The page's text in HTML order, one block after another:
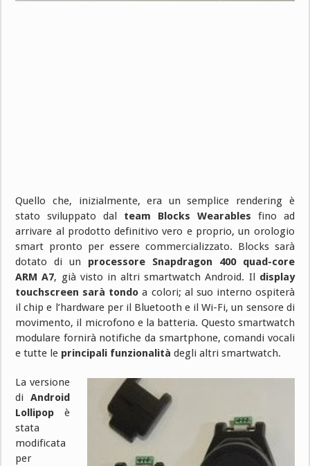
Quello che, inizialmente, era un semplice rendering è
stato sviluppato dal team Blocks Wearables fino ad
arrivare al prodotto definitivo vero e proprio, un orologio
smart pronto per essere commercializzato. Blocks sarà
dotato di un processore Snapdragon 400 quad-core
ARM A7, già visto in altri smartwatch Android. Il display
touchscreen sarà tondo a colori; al suo interno ospiterà
il chip e l’hardware per il Bluetooth e il Wi-Fi, un sensore di
movimento, il microfono e la batteria. Questo smartwatch
modulare fornirà notifiche da smartphone, comandi vocali
e tutte le principali funzionalità degli altri smartwatch.
La versione
di Android
Lollipop è
stata
modificata
per